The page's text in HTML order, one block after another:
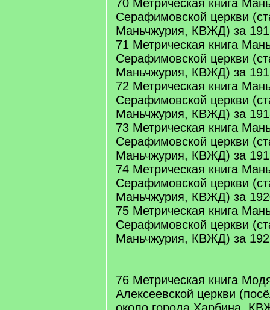
70 Метрическая книга
Серафимовской церкви
Маньчжурия, КВЖД) за
71 Метрическая книга
Серафимовской церкви
Маньчжурия, КВЖД) за
72 Метрическая книга
Серафимовской церкви
Маньчжурия, КВЖД) за
73 Метрическая книга
Серафимовской церкви
Маньчжурия, КВЖД) за
74 Метрическая книга
Серафимовской церкви
Маньчжурия, КВЖД) за
75 Метрическая книга
Серафимовской церкви
Маньчжурия, КВЖД) за
76 Метрическая книга
Алексеевской церкви